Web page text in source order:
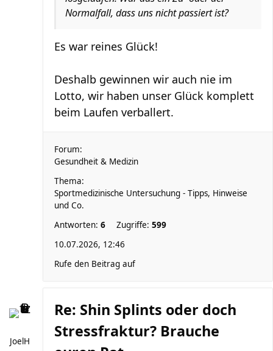
Normalfall, dass uns nicht passiert ist?
Es war reines Glück!
Deshalb gewinnen wir auch nie im
Lotto, wir haben unser Glück komplett
beim Laufen verballert.
Forum:
Gesundheit & Medizin
Thema:
Sportmedizinische Untersuchung - Tipps, Hinweise
und Co.
Antworten: 6 Zugriffe: 599
10.07.2026, 12:46
Rufe den Beitrag auf
JoelH
Re: Shin Splints oder doch
Stressfraktur? Brauche